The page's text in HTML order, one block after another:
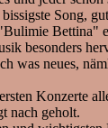
Song,
Bettina"
besonders
was neues,
Konzerte
nach geholt.